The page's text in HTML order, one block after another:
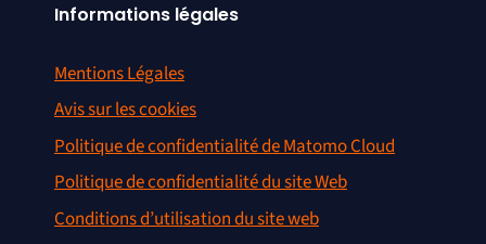
Informations légales
Mentions Légales
Avis sur les cookies
Politique de confidentialité de Matomo Cloud
Politique de confidentialité du site Web
Conditions d’utilisation du site web